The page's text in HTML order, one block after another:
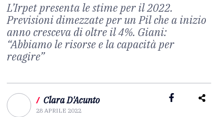
L’Irpet presenta le stime per il 2022.
Previsioni dimezzate per un Pil che a inizio
anno cresceva di oltre il 4%. Giani:
“Abbiamo le risorse e la capacità per
reagire”
/ Clara D'Acunto
28 APRILE 2022